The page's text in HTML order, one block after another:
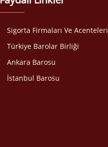
Sigorta Firmaları Ve Acenteleri
Türkiye Barolar Birliği
Ankara Barosu
İstanbul Barosu